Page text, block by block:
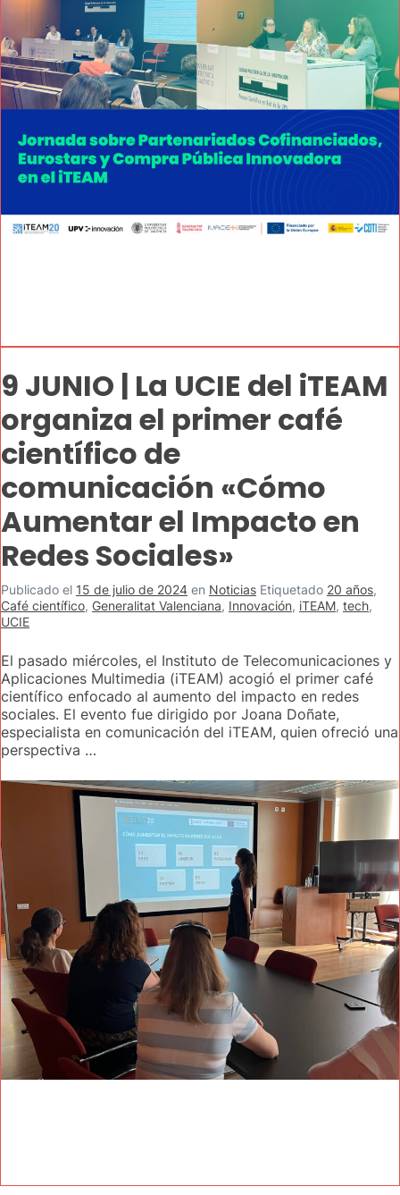
9 JUNIO | La UCIE del iTEAM
organiza el primer café
científico de
comunicación «Cómo
Aumentar el Impacto en
Redes Sociales»
Publicado el 15 de julio de 2024 en Noticias Etiquetado 20 años,
Café científico, Generalitat Valenciana, Innovación, iTEAM, tech,
UCIE
El pasado miércoles, el Instituto de Telecomunicaciones y
Aplicaciones Multimedia (iTEAM) acogió el primer café
científico enfocado al aumento del impacto en redes
sociales. El evento fue dirigido por Joana Doñate,
especialista en comunicación del iTEAM, quien ofreció una
perspectiva …